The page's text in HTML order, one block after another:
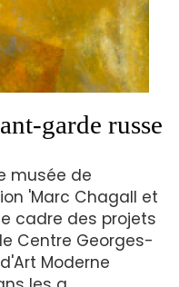
garde russe
musée de
'Marc Chagall et
cadre des projets
Centre Georges-
Moderne